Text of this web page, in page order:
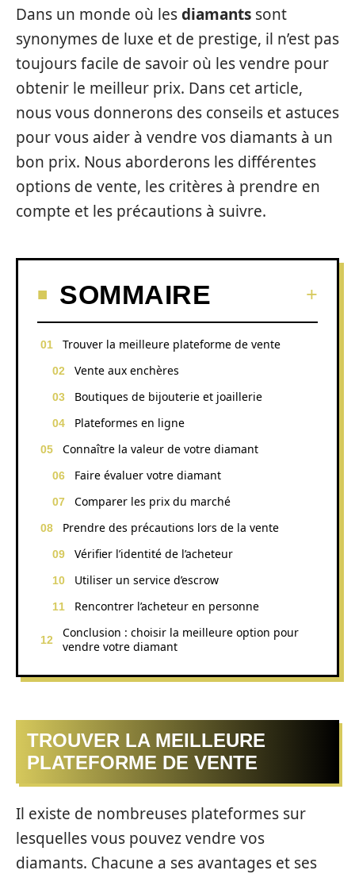
Dans un monde où lesdiamants sont
synonymes de luxe et de prestige, il n’est pas
toujours facile de savoir où les vendre pour
obtenir le meilleur prix. Dans cet article,
nous vous donnerons des conseils et astuces
pour vous aider à vendre vos diamants à un
bon prix. Nous aborderons les différentes
options de vente, les critères à prendre en
compte et les précautions à suivre.
SOMMAIRE
Trouver la meilleure plateforme de vente
Vente aux enchères
Boutiques de bijouterie et joaillerie
Plateformes en ligne
Connaître la valeur de votre diamant
Faire évaluer votre diamant
Comparer les prix du marché
Prendre des précautions lors de la vente
Vérifier l’identité de l’acheteur
Utiliser un service d’escrow
Rencontrer l’acheteur en personne
Conclusion : choisir la meilleure option pour
vendre votre diamant
TROUVER LA MEILLEURE
PLATEFORME DE VENTE
Il existe de nombreuses plateformes sur
lesquelles vous pouvez vendre vos
diamants. Chacune a ses avantages et ses